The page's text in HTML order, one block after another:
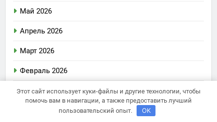
Май 2026
Апрель 2026
Март 2026
Февраль 2026
Декабрь 2025
Ноябрь 2025
Этот сайт использует куки-файлы и другие технологии, чтобы
помочь вам в навигации, а также предоставить лучший
пользовательский опыт.
OK